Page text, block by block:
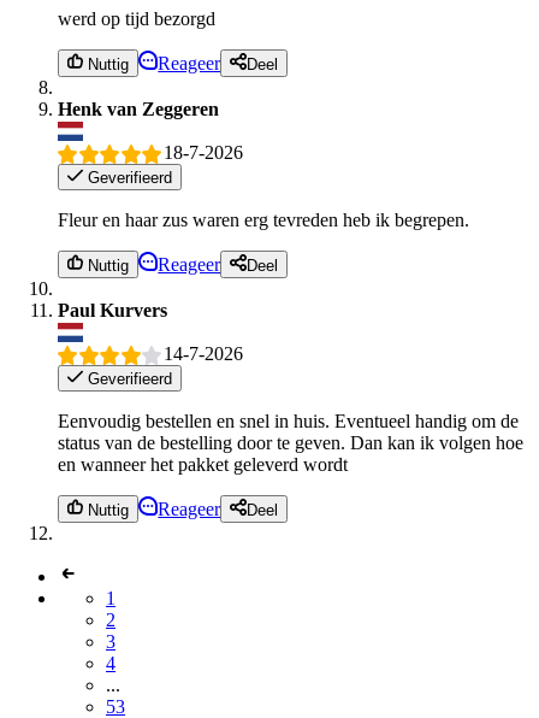
werd op tijd bezorgd
Nuttig Reageer Deel
Henk van Zeggeren
18-7-2026
Geverifieerd
Fleur en haar zus waren erg tevreden heb ik begrepen.
Nuttig Reageer Deel
Paul Kurvers
14-7-2026
Geverifieerd
Eenvoudig bestellen en snel in huis. Eventueel handig om de
status van de bestelling door te geven. Dan kan ik volgen hoe
en wanneer het pakket geleverd wordt
Nuttig Reageer Deel
1
2
3
4
...
53